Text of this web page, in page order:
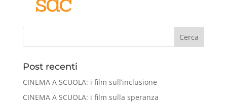
Cerca
Post recenti
CINEMA A SCUOLA: i film sull’inclusione
CINEMA A SCUOLA: i film sulla speranza